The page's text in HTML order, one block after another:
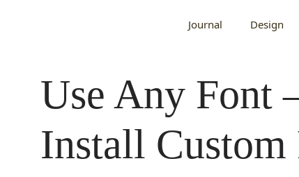
Journal Design
Use Any Font
Install Custom